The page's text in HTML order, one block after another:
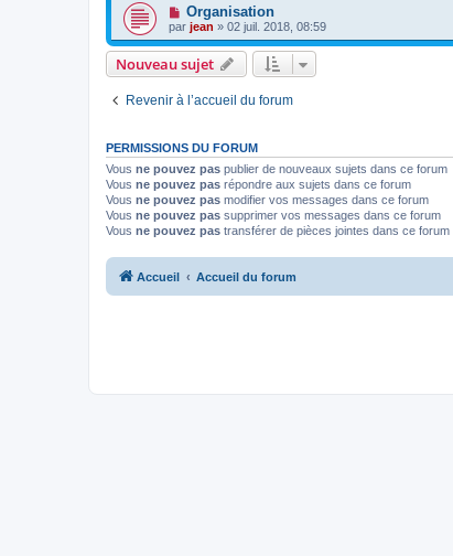
Organisation
par jean » 02 juil. 2018, 08:59
Nouveau sujet
Revenir à l’accueil du forum
PERMISSIONS DU FORUM
Vous ne pouvez pas publier de nouveaux sujets dans ce forum
Vous ne pouvez pas répondre aux sujets dans ce forum
Vous ne pouvez pas modifier vos messages dans ce forum
Vous ne pouvez pas supprimer vos messages dans ce forum
Vous ne pouvez pas transférer de pièces jointes dans ce forum
Accueil Accueil du forum